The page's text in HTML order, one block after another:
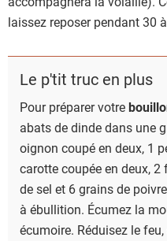
laissez reposer pendant 30
Le p'tit truc en plus
Pour préparer votre
abats de dinde dans une
oignon coupé en deux, 1
carotte coupée en deux,
de sel et 6 grains de
à ébullition. Écumez la
écumoire. Réduisez le